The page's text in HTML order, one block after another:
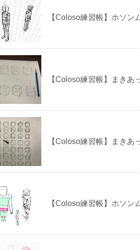
【Coloso練習帳】ホソン
【Coloso練習帳】まきあ
【Coloso練習帳】まきあ
【Coloso練習帳】ホソン